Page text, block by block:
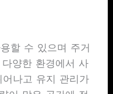
할 수 있으며 주거
양한 환경에서 사
나고 유지 관리가